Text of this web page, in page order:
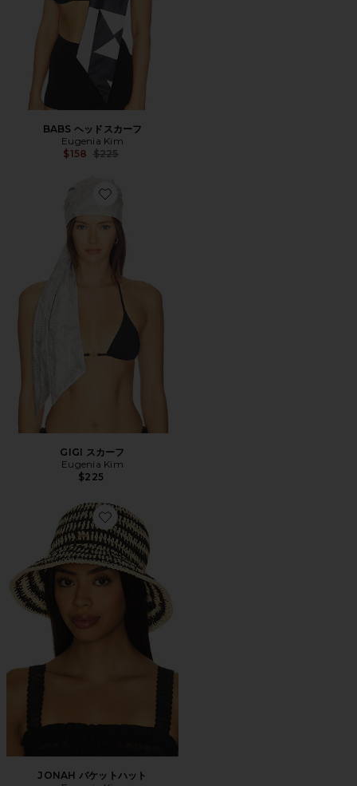
BABS ヘッドスカーフ
Eugenia Kim
$158 Previous price:
$225
Favorite GIGI スカーフ
GIGI スカーフ
Eugenia Kim
$225
Favorite JONAH バケットハット
JONAH バケットハット